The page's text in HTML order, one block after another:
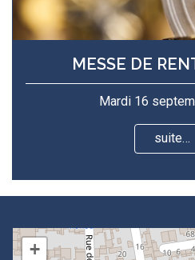
MESSE DE
Mardi 16
suite…
+